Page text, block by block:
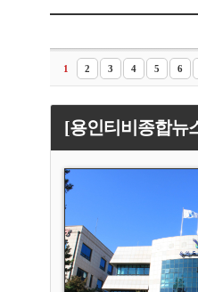
1 2 3 4 5 6